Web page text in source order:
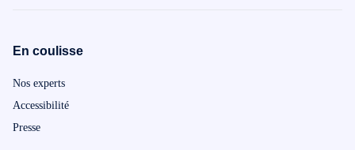
En coulisse
Nos experts
Accessibilité
Presse